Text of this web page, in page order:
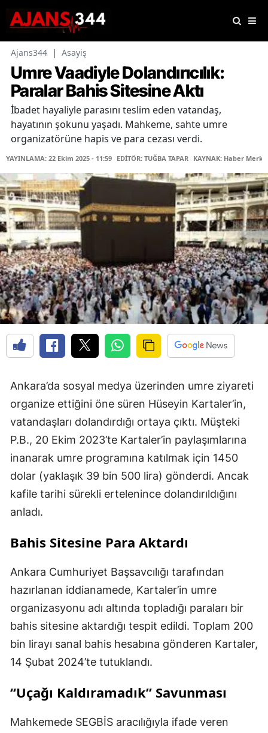
Ajans344 | Asayiş
Umre Vaadiyle Dolandırıcılık:
Paralar Bahis Sitesine Aktı
İbadet hayaliyle parasını teslim eden vatandaş,
hayatının şokunu yaşadı. Mahkeme, sahte umre
organizatörüne hapis ve para cezası verdi.
YAYINLAMA: 22 Ekim 2025 - 11:59 EDİTÖR: TUĞBA TAPAR KAYNAK: Haber
Ankara’da sosyal medya üzerinden umre ziyareti
organize ettiğini öne süren Hüseyin Kartaler’in,
vatandaşları dolandırdığı ortaya çıktı. Müşteki
P.B., 20 Ekim 2023’te Kartaler’in paylaşımlarına
inanarak umre programına katılmak için 1450
dolar (yaklaşık 39 bin 500 lira) gönderdi. Ancak
kafile tarihi sürekli ertelenince dolandırıldığını
anladı.
Bahis Sitesine Para Aktardı
Ankara Cumhuriyet Başsavcılığı tarafından
hazırlanan iddianamede, Kartaler’in umre
organizasyonu adı altında topladığı paraları bir
bahis sitesine aktardığı tespit edildi. Toplam 200
bin lirayı sanal bahis hesabına gönderen Kartaler,
14 Şubat 2024’te tutuklandı.
“Uçağı Kaldıramadık” Savunması
Mahkemede SEGBİS aracılığıyla ifade veren